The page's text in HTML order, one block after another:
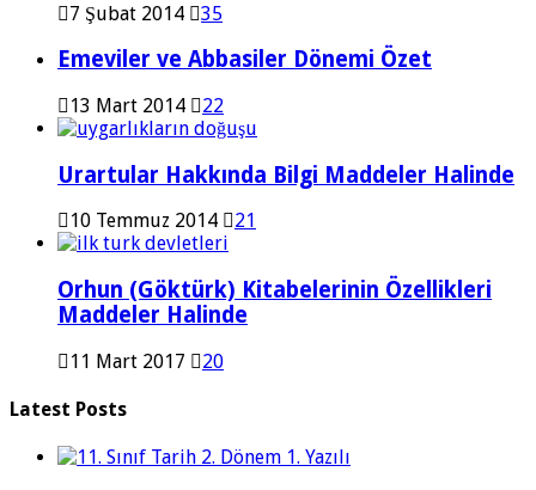
7 Şubat 2014 35
Emeviler ve Abbasiler Dönemi Özet
13 Mart 2014 22
Urartular Hakkında Bilgi Maddeler Halinde
10 Temmuz 2014 21
Orhun (Göktürk) Kitabelerinin Özellikleri
Maddeler Halinde
11 Mart 2017 20
Latest Posts